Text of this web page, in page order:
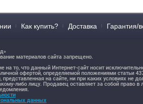
Как купить? Доставка Гарантия/
материалов сайта запрещено.
то, что данный Интернет-сайт носит
офертой, определяемой положениями статьи
на сайте, ни при каких условиях не
либо лицу. Продавец оставляет за собой право
данных